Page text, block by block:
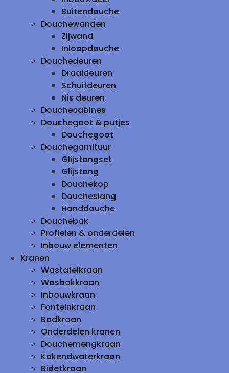
Buitendouche
Douchewanden
Zijwand
Inloopdouche
Douchedeuren
Draaideuren
Schuifdeuren
Nis deuren
Douchecabines
Douchegoot & putjes
Douchegoot
Douchegarnituur
Glijstangset
Glijstang
Douchekop
Doucheslang
Handdouche
Douchebak
Profielen & onderdelen
Inbouw elementen
Kranen
Wastafelkraan
Wasbakkraan
Inbouwkraan
Fonteinkraan
Badkraan
Onderdelen kranen
Douchemengkraan
Kokendwaterkraan
Bidetkraan